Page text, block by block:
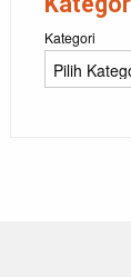
Kategori